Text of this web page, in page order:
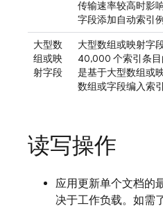
传输速率较高时影
字段添加自动索引例
大型数
组或映
射字段
大型数组或映射字
40,000 个索引条
是基于大型数组或
数组或字段编入索引
读写操作
应用更新单个文档的
决于工作负载。如需